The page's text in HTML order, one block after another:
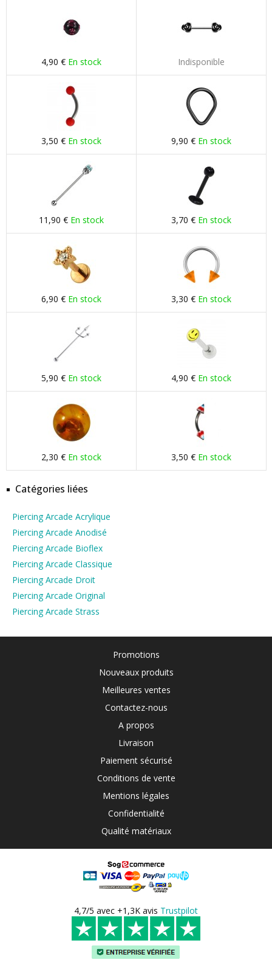
4,90 € En stock Indisponible
3,50 € En stock 9,90 € En stock
11,90 € En stock 3,70 € En stock
6,90 € En stock 3,30 € En stock
5,90 € En stock 4,90 € En stock
2,30 € En stock 3,50 € En stock
Catégories liées
Piercing Arcade Acrylique
Piercing Arcade Anodisé
Piercing Arcade Bioflex
Piercing Arcade Classique
Piercing Arcade Droit
Piercing Arcade Original
Piercing Arcade Strass
Promotions
Nouveaux produits
Meilleures ventes
Contactez-nous
A propos
Livraison
Paiement sécurisé
Conditions de vente
Mentions légales
Confidentialité
Qualité matériaux
4,7/5 avec +1,3K avis Trustpilot